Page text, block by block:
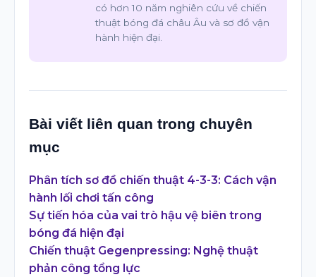
có hơn 10 năm nghiên cứu về chiến
thuật bóng đá châu Âu và sơ đồ vận
hành hiện đại.
Bài viết liên quan trong chuyên
mục
Phân tích sơ đồ chiến thuật 4-3-3: Cách vận
hành lối chơi tấn công
Sự tiến hóa của vai trò hậu vệ biên trong
bóng đá hiện đại
Chiến thuật Gegenpressing: Nghệ thuật
phản công tổng lực